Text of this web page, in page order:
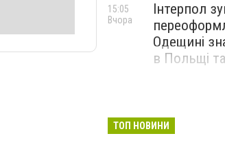
Інтерпол
Одещині
в Польщі та
15:05
Вчора
ТОП НОВИНИ